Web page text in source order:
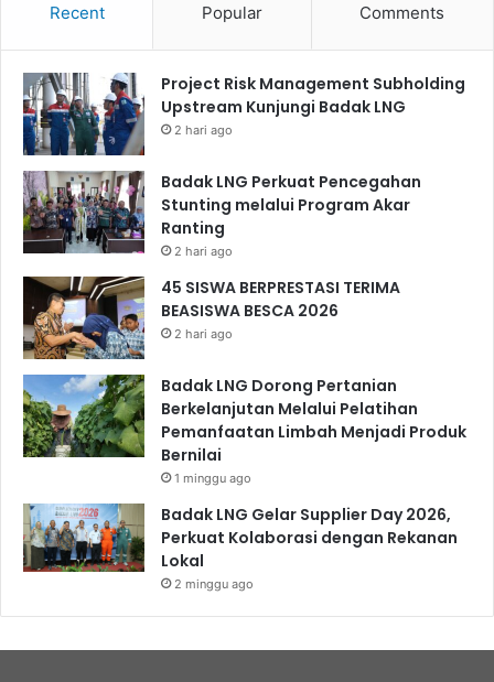
Recent Popular Comments
Project Risk Management Subholding
Upstream Kunjungi Badak LNG
2 hari ago
Badak LNG Perkuat Pencegahan
Stunting melalui Program Akar
Ranting
2 hari ago
45 SISWA BERPRESTASI TERIMA
BEASISWA BESCA 2026
2 hari ago
Badak LNG Dorong Pertanian
Berkelanjutan Melalui Pelatihan
Pemanfaatan Limbah Menjadi Produk
Bernilai
1 minggu ago
Badak LNG Gelar Supplier Day 2026,
Perkuat Kolaborasi dengan Rekanan
Lokal
2 minggu ago